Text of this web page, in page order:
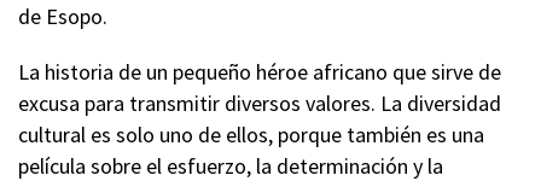
de Esopo.
La historia de un pequeño héroe africano que sirve de
excusa para transmitir diversos valores. La diversidad
cultural es solo uno de ellos, porque también es una
película sobre el esfuerzo, la determinación y la